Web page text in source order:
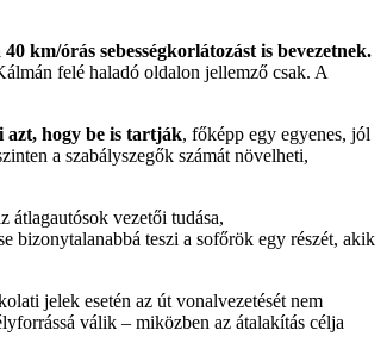
km/órás sebességkorlátozást is bevezetnek.
felé haladó oldalon jellemző csak. A
azt, hogy be is tartják, főképp egy egyenes, jól
a szabályszegők számát növelheti,
átlagautósok vezetői tudása,
bizonytalanabbá teszi a sofőrök egy részét, akik
jelek esetén az út vonalvezetését nem
válik – miközben az átalakítás célja